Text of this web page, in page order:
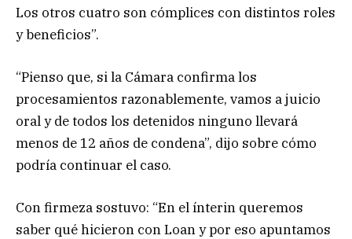
Los otros cuatro son cómplices con distintos roles
y beneficios”.
“Pienso que, si la Cámara confirma los
procesamientos razonablemente, vamos a juicio
oral y de todos los detenidos ninguno llevará
menos de 12 años de condena”, dijo sobre cómo
podría continuar el caso.
Con firmeza sostuvo: “En el ínterin queremos
saber qué hicieron con Loan y por eso apuntamos